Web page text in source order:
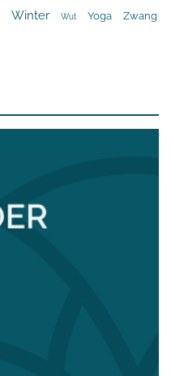
Winter Wut Yoga Zwang